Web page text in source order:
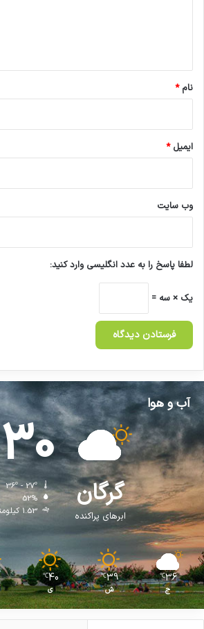
نام*
ایمیل*
وب‌ سایت
لطفا پاسخ را به عدد انگلیسی وارد کنید:
یک × سه =
آب و هوا
گرگان
ابرهای پراکنده
30
36º - 27º
52%
1.53 کیلومتر/ساعت
36
℃
ج
39
℃
ش
40
℃
ی